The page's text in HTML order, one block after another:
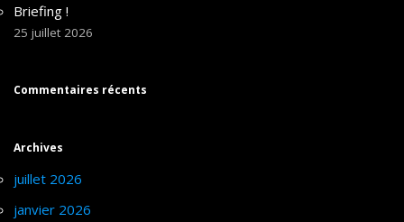
Briefing !
25 juillet 2026
Commentaires récents
Archives
juillet 2026
janvier 2026